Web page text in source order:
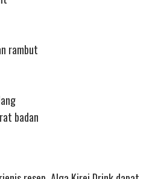
rambut
badan